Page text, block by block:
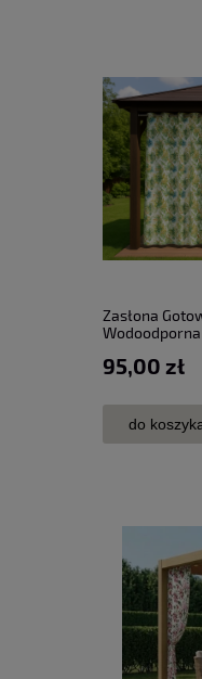
Zasłona
95,00 zł
do